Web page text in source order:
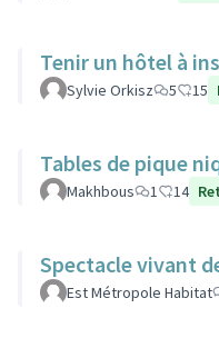
Tenir un hôtel à
Sylvie Orkisz 5 15
Tables de pique
Makhbous 1 14
Spectacle vivant
Est Métropole Habitat